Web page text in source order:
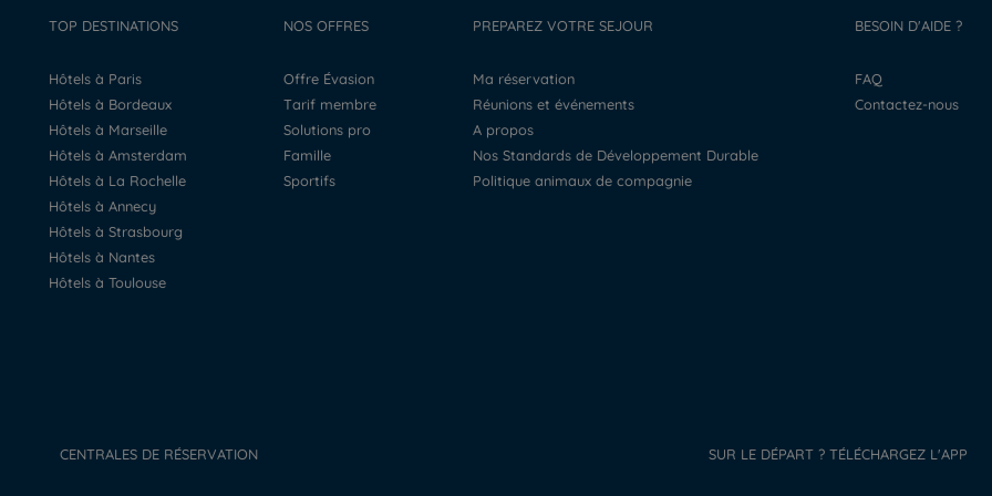
TOP DESTINATIONS
Hôtels à Paris
Hôtels à Bordeaux
Hôtels à Marseille
Hôtels à Amsterdam
Hôtels à La Rochelle
Hôtels à Annecy
Hôtels à Strasbourg
Hôtels à Nantes
Hôtels à Toulouse
NOS OFFRES
Offre Évasion
Tarif membre
Solutions pro
Famille
Sportifs
PREPAREZ VOTRE SEJOUR
Ma réservation
Réunions et événements
A propos
Nos Standards de Développement Durable
Politique animaux de compagnie
BESOIN D'AIDE ?
FAQ
Contactez-nous
CENTRALES DE RÉSERVATION SUR LE DÉPART ? TÉLÉCHARGEZ L'APP